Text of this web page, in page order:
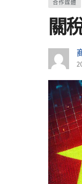
合作媒體
關